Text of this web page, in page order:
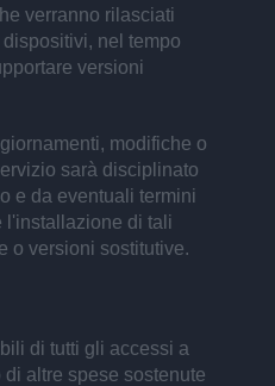
verranno rilasciati
nel tempo
versioni
modifiche o
sarà disciplinato
e da eventuali termini
l'installazione di tali
o versioni sostitutive.
di tutti gli accessi a
di altre spese sostenute